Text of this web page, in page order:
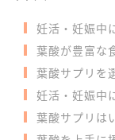
妊活・妊娠中
葉酸が豊富な
葉酸サプリを
妊活・妊娠中
葉酸サプリは